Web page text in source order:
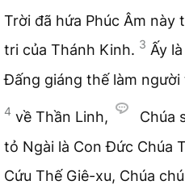
Trời đã hứa Phúc Âm
tri của Thánh Kinh. 3 Ấy
Đấng giáng thế làm
4 về Thần Linh,
Chúa
tỏ Ngài là Con Đức Chúa
Cứu Thế Giê-xu, Chúa